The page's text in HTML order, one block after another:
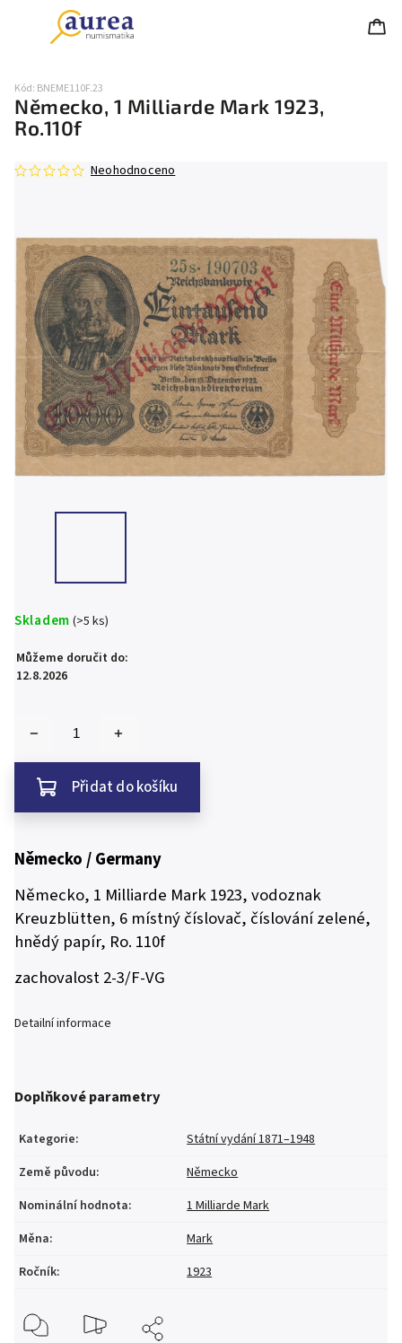
Německo, 1 Milliarde Mark 1923,
Ro.110f
Kód: BNEME110F.23
Neohodnoceno
Skladem (>5 ks)
Můžeme doručit do:
12.8.2026
Přidat do košíku
Německo / Germany
Německo, 1 Milliarde Mark 1923, vodoznak
Kreuzblütten, 6 místný číslovač, číslování zelené,
hnědý papír, Ro. 110f
zachovalost 2-3/F-VG
Detailní informace
Doplňkové parametry
Kategorie:
Státní vydání 1871–1948
Země původu:
Německo
Nominální hodnota:
1 Milliarde Mark
Měna:
Mark
Ročník: 1923